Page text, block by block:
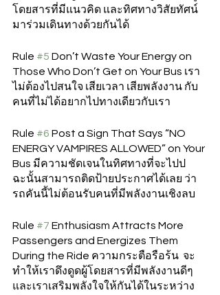
โดยสารที่มีแนวคิด และทิศทางวิสัยทัศน์
มาร่วมเดินทางด้วยกันได้
Rule #5 Don’t Waste Your Energy on
Those Who Don’t Get on Your Bus เรา
ไม่ต้องไปสนใจ เสียเวลา เสียพลังงาน กับ
คนที่ไม่ได้อยากไปทางเดียวกับเรา
Rule #6 Post a Sign That Says “NO
ENERGY VAMPIRES ALLOWED” on Your
Bus มีความชัดเจนในทิศทางที่จะไปป
ฉะนั้นสามารถติดป้ายประกาศได้เลย ว่า
รถคันนี้ไม่ต้อนรับคนที่มีพลังงานเชิงลบ
Rule #7 Enthusiasm Attracts More
Passengers and Energizes Them
During the Ride ความกระตือรือร้น  จะ
ทำให้เราดึงดูดผู้โดยสารที่มีพลังงานดีๆ
และเราเสริมพลังใจให้กันได้ในระหว่าง